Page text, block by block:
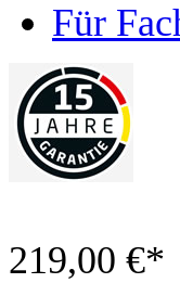
Für
219,00 €*